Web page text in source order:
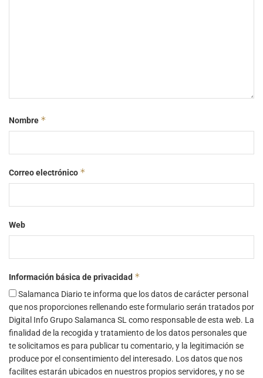
Nombre *
Correo electrónico *
Web
Información básica de privacidad *
Salamanca Diario te informa que los datos de carácter personal
que nos proporciones rellenando este formulario serán tratados por
Digital Info Grupo Salamanca SL como responsable de esta web. La
finalidad de la recogida y tratamiento de los datos personales que
te solicitamos es para publicar tu comentario, y la legitimación se
produce por el consentimiento del interesado. Los datos que nos
facilites estarán ubicados en nuestros propios servidores, y no se